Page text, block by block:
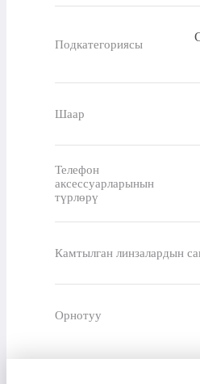
Подкатегориясы
Шаар
Телефон
аксессуарларынын
түрлөрү
Камтылган линзалардын
Орнотуу